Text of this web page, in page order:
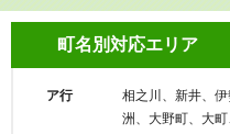
町名別対応エリア
ア行
相之川、新井、
洲、大野町、大